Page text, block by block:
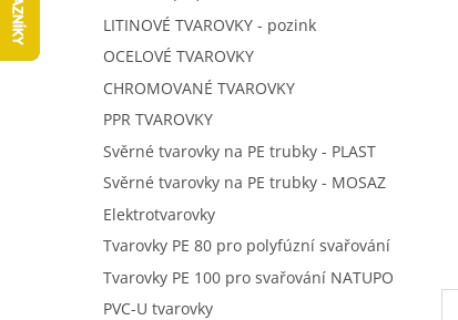
LITINOVÉ TVAROVKY - pozink
OCELOVÉ TVAROVKY
CHROMOVANÉ TVAROVKY
PPR TVAROVKY
Svěrné tvarovky na PE trubky - PLAST
Svěrné tvarovky na PE trubky - MOSAZ
Elektrotvarovky
Tvarovky PE 80 pro polyfúzní svařování
Tvarovky PE 100 pro svařování NATUPO
PVC-U tvarovky